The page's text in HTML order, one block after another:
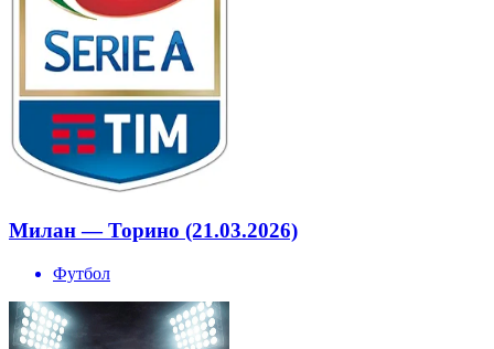
Милан — Торино (21.03.2026)
Футбол